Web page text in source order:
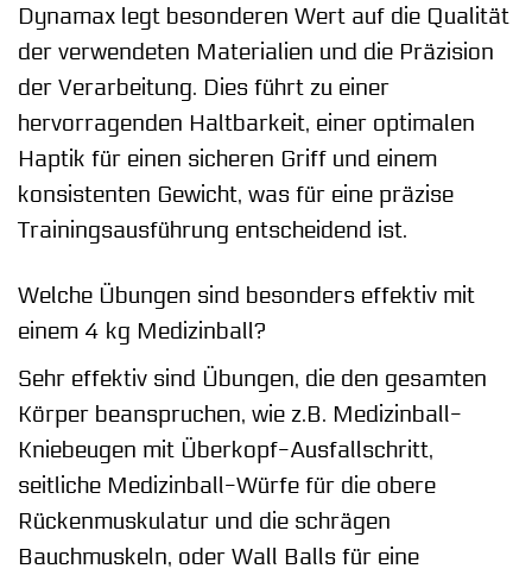
Dynamax legt besonderen Wert auf die Qualität
der verwendeten Materialien und die Präzision
der Verarbeitung. Dies führt zu einer
hervorragenden Haltbarkeit, einer optimalen
Haptik für einen sicheren Griff und einem
konsistenten Gewicht, was für eine präzise
Trainingsausführung entscheidend ist.
Welche Übungen sind besonders effektiv mit
einem 4 kg Medizinball?
Sehr effektiv sind Übungen, die den gesamten
Körper beanspruchen, wie z.B. Medizinball-
Kniebeugen mit Überkopf-Ausfallschritt,
seitliche Medizinball-Würfe für die obere
Rückenmuskulatur und die schrägen
Bauchmuskeln, oder Wall Balls für eine